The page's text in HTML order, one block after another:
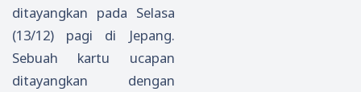
ditayangkan pada Selasa
(13/12) pagi di Jepang.
Sebuah kartu ucapan
ditayangkan dengan